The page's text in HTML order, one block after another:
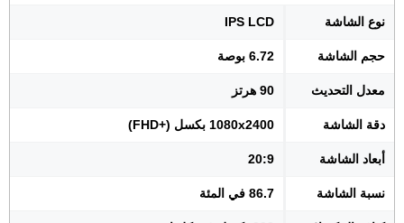
نوع الشاشة IPS LCD
حجم الشاشة 6.72 بوصة
معدل التحديث 90 هرتز
دقة الشاشة 1080x2400 بكسل (+FHD)
أبعاد الشاشة 20:9
نسبة الشاشة 86.7 في المئة